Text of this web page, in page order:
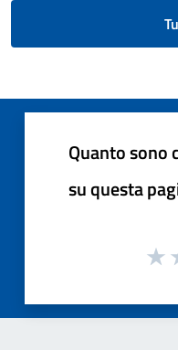
Quanto sono
su questa